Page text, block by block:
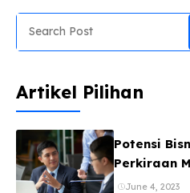
visual. Itulah sebabnya,
ramadhan 2026 poster
Search
Artikel Pilihan
Potensi
Perkiraan
June 4, 2023